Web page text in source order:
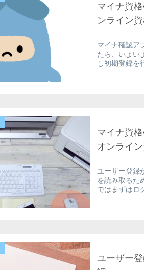
マイナ資
ンライン
マイナ確認ア
たら、いよい
し初期登録を
マイナ資
オンライ
ユーザー登録
を読み取るた
ではまずはロ
ユーザー